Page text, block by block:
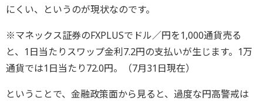
にくい、というのが現状なのです。
※マネックス証券のFXPLUSでドル／円を1,000通貨売る
と、1日当たりスワップ金利7.2円の支払いが生じます。1万
通貨では1日当たり72.0円。（7月31日現在）
ということで、金融政策面から見ると、過度な円高警戒は